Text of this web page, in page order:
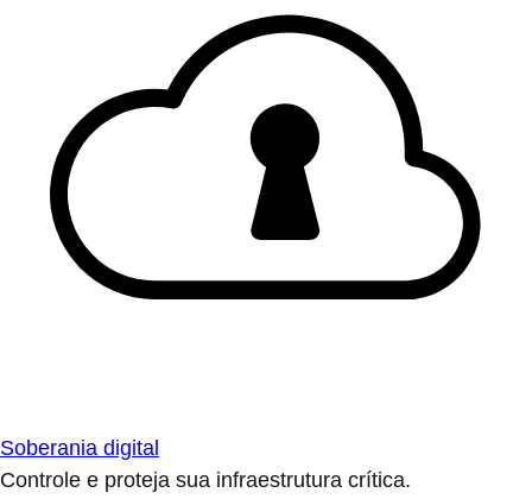
Soberania digital
Controle e proteja sua infraestrutura crítica.